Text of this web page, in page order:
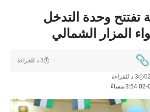
تفتتح وحدة التدخل
المزار الشمالي
3 د للقراءة
3 د للقراءة